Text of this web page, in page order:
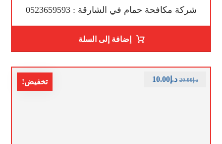
شركة مكافحة حمام في الشارقة : 0523659593
إضافة إلى السلة
تخفيض! د.إ20.00 د.إ10.00